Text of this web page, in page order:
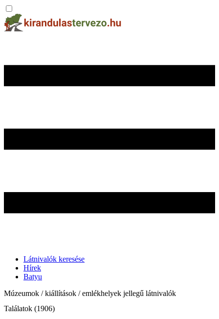
Látnivalók keresése
Hírek
Batyu
Múzeumok / kiállítások / emlékhelyek jellegű látnivalók
Találatok (1906)